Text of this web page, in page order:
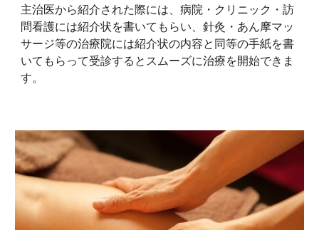
主治医から紹介された際には、病院・クリニック・訪
問看護には紹介状を書いてもらい、針灸・あん摩マッ
サージ等の治療院には紹介状の内容と同等の手紙を書
いてもらって受診するとスムーズに治療を開始できま
す。